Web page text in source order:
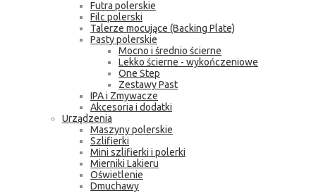
Futra polerskie
Filc polerski
Talerze mocujące (Backing Plate)
Pasty polerskie
Mocno i średnio ścierne
Lekko ścierne - wykończeniowe
One Step
Zestawy Past
IPA i Zmywacze
Akcesoria i dodatki
Urządzenia
Maszyny polerskie
Szlifierki
Mini szlifierki i polerki
Mierniki Lakieru
Oświetlenie
Dmuchawy